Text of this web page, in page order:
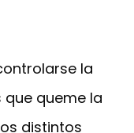
la
queme la
distintos